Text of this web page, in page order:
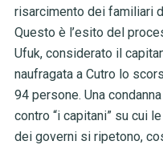
risarcimento dei familiari
Questo è l’esito del
Ufuk, considerato il
naufragata a Cutro lo
94 persone. Una
contro “i capitani” su cui
dei governi si ripetono,